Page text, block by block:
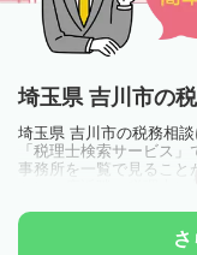
埼玉県 吉川市の
埼玉県 吉川市の税務相
「税理士検索サービス
事務所を一覧で見ること
とは一度近隣の税理士に